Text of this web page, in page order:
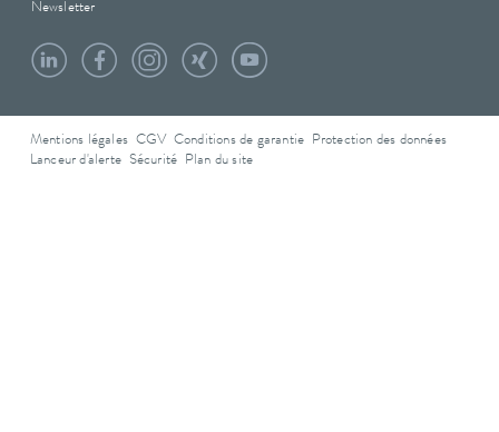
Newsletter
Mentions légales CGV Conditions de garantie
Protection des données
Lanceur d'alerte Sécurité Plan du site